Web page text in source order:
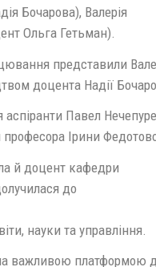
Бочарова), Валерія
Ольга Гетьман).
представили
доцента Надії
Павел
Ірини
й доцент кафедри
до
науки та управління.
важливою платформою